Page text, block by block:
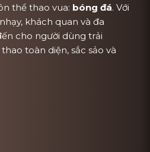
thể thao vua: bóng đá. Với
khách quan và đa
cho người dùng trải
toàn diện, sắc sảo và